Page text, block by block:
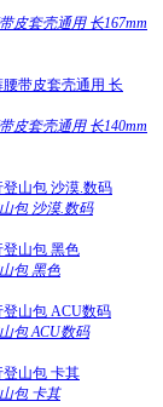
皮套壳通用 长167mm
皮套壳通用 长140mm
包 沙漠.数码
包 黑色
包 ACU数码
包 卡其